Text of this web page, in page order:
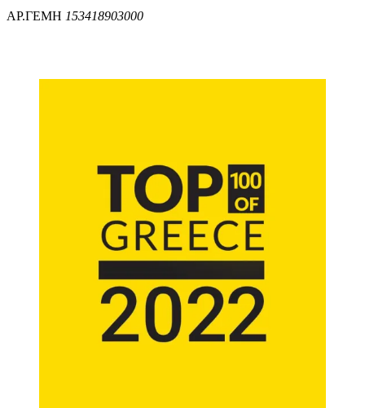
ΑΡ.ΓΕΜΗ 153418903000